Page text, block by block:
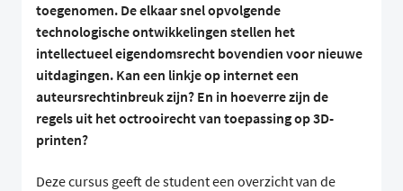
toegenomen. De elkaar snel opvolgende
technologische ontwikkelingen stellen het
intellectueel eigendomsrecht bovendien voor nieuwe
uitdagingen. Kan een linkje op internet een
auteursrechtinbreuk zijn? En in hoeverre zijn de
regels uit het octrooirecht van toepassing op 3D-
printen?
Deze cursus geeft de student een overzicht van de